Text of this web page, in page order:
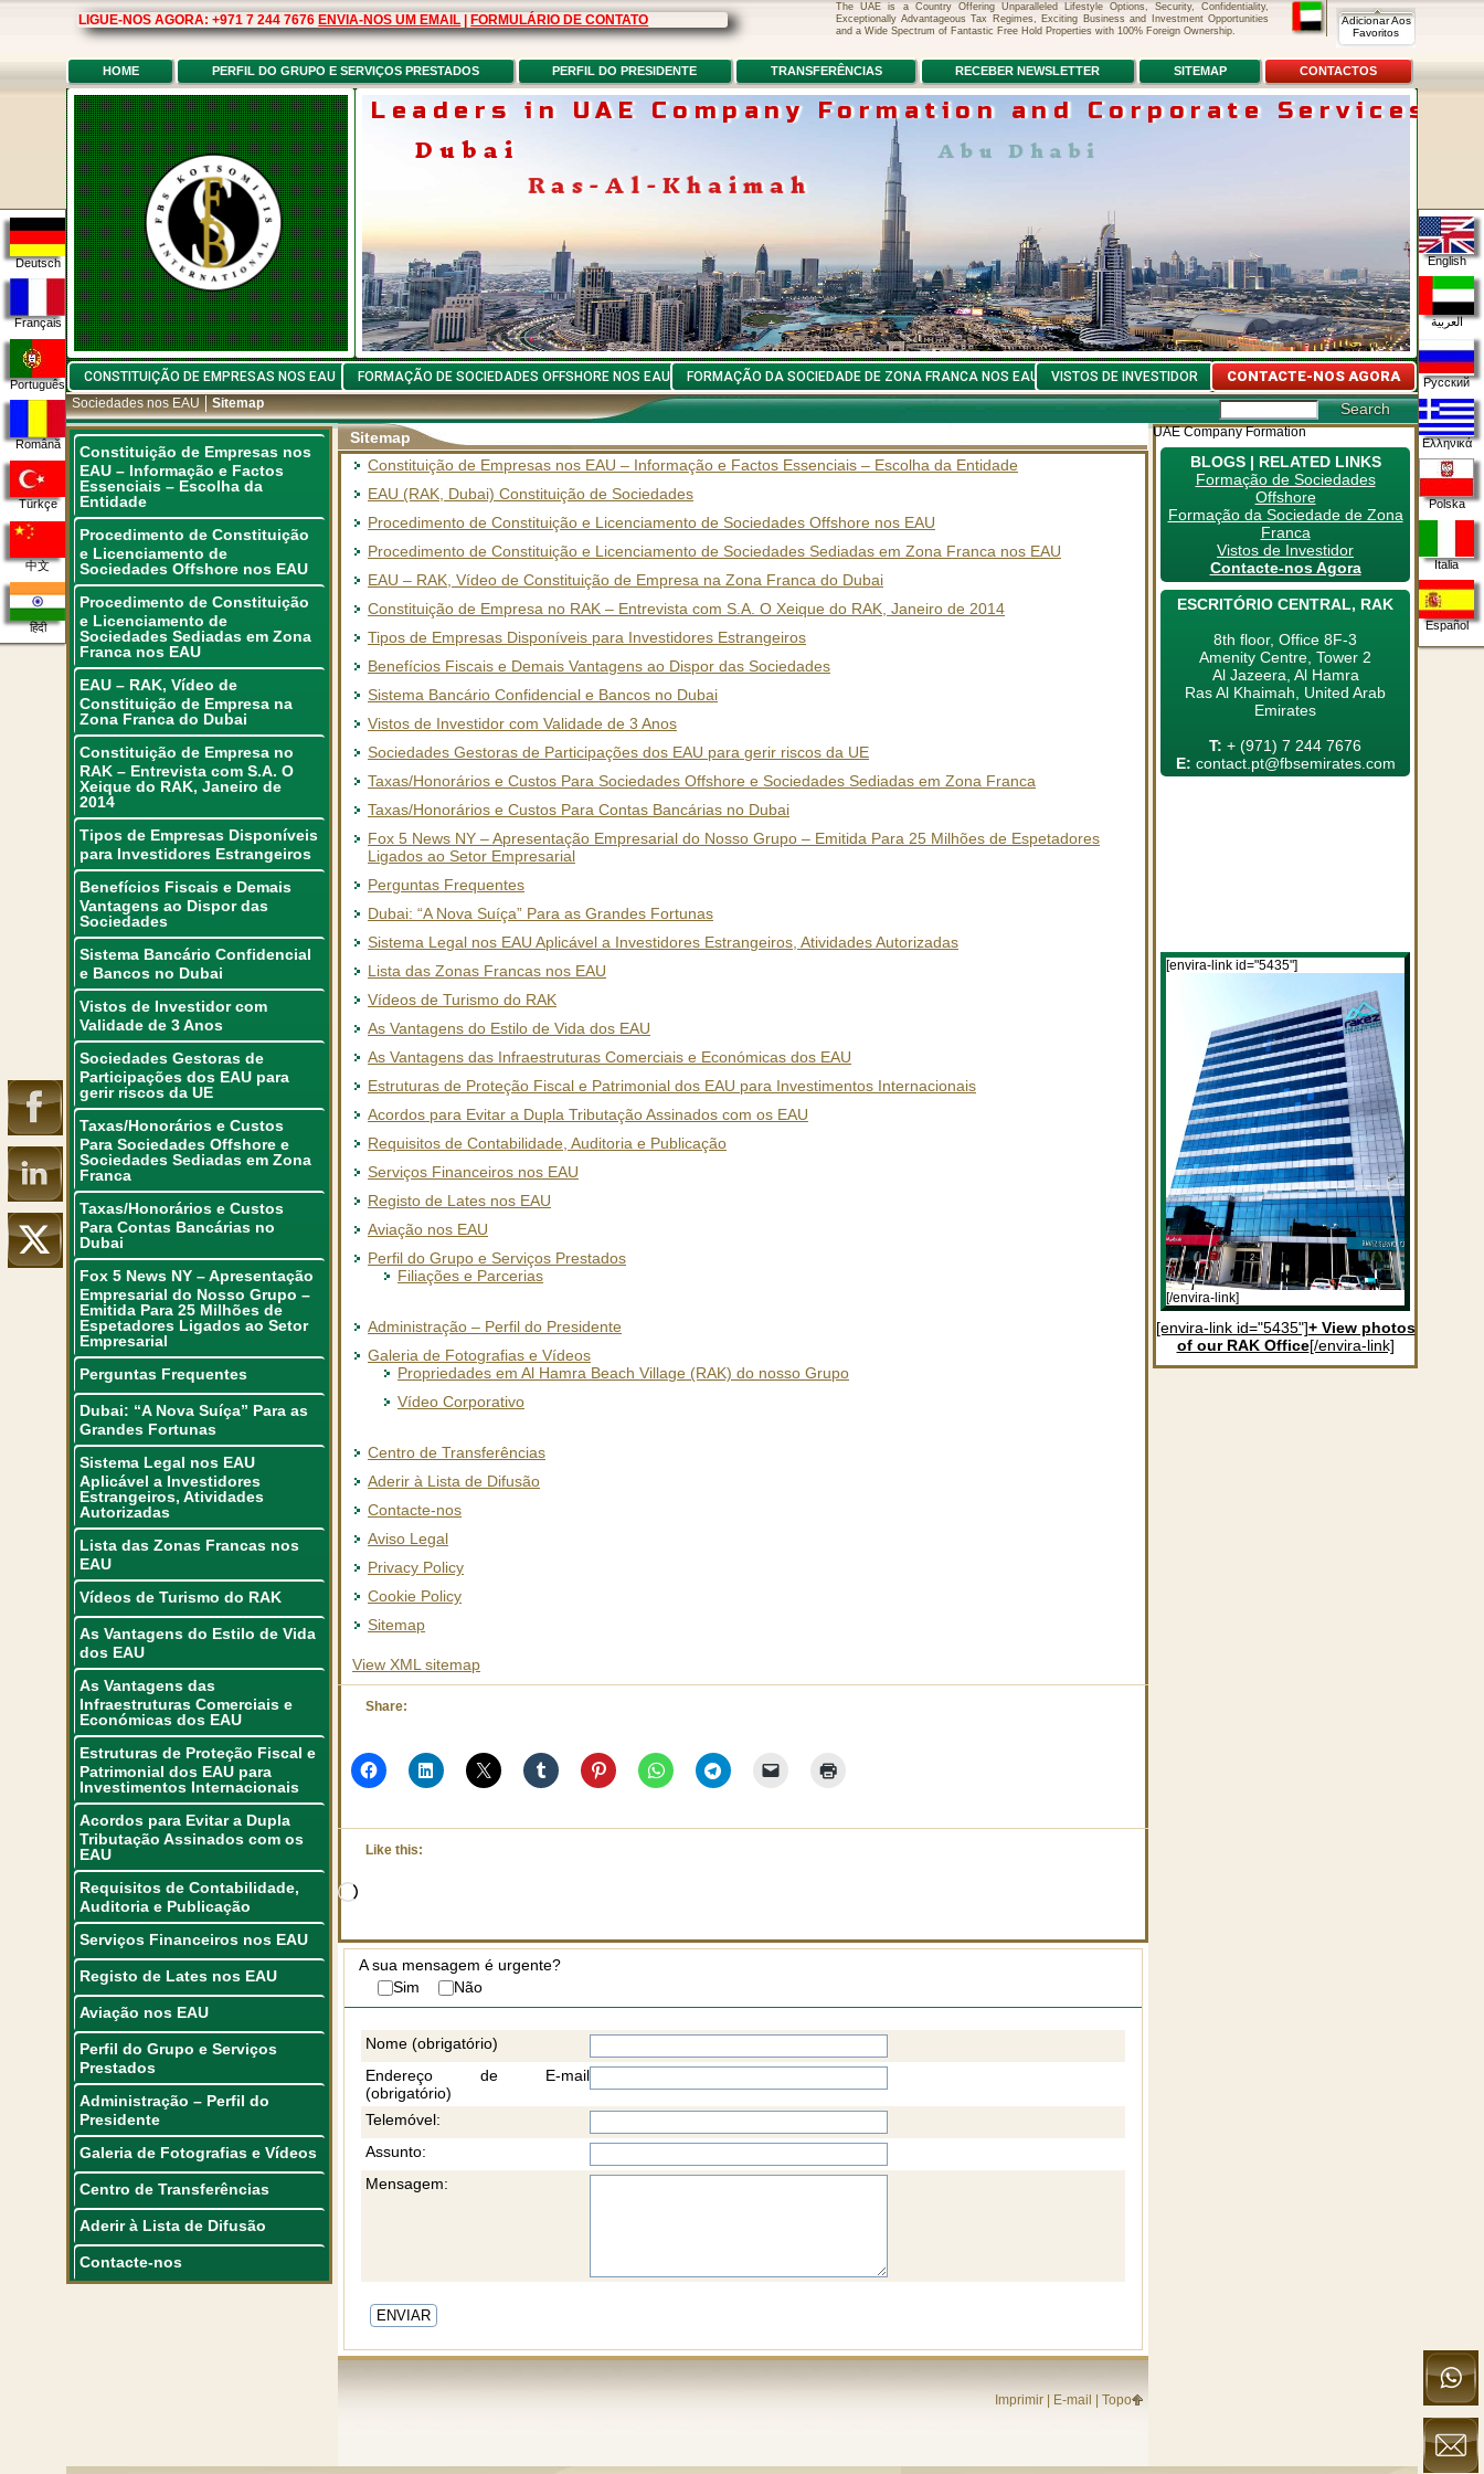
Deutsch
Français
Português
Română
Türkçe
中文
हिंदी
English
العربية
Русский
Ελληνικά
Polska
Italia
Español
LIGUE-NOS AGORA: +971 7 244 7676 ENVIA-NOS UM EMAIL FORMULÁRIO DE CONTATO
The UAE is a Country Offering Unparalleled Lifestyle Options, Security, Confidentiality,
Exceptionally Advantageous Tax Regimes, Exciting Business and Investment Opportunities
and a Wide Spectrum of Fantastic Free Hold Properties with 100% Foreign Ownership.
Adicionar Aos
Favoritos
HOME PERFIL DO GRUPO E SERVIÇOS PRESTADOS PERFIL DO PRESIDENTE TRANSFERÊNCIAS RECEBER NEWSLETTER SITEMAP CONTACTOS
CONSTITUIÇÃO DE EMPRESAS NOS EAU CONTACTE-NOS AGORA
VISTOS DE INVESTIDOR
Leaders in UAE Company Formation and Corporate Services
Dubai
Ras-Al-Khaimah
Abu Dhabi
FORMAÇÃO DA SOCIEDADE DE ZONA FRANCA NOS EAU
FORMAÇÃO DE SOCIEDADES OFFSHORE NOS EAU
Sociedades nos EAU
Sitemap
Constituição de Empresas nos
EAU – Informação e Factos
Essenciais – Escolha da
Entidade
Procedimento de Constituição
e Licenciamento de
Sociedades Offshore nos EAU
Procedimento de Constituição
e Licenciamento de
Sociedades Sediadas em Zona
Franca nos EAU
EAU – RAK, Vídeo de
Constituição de Empresa na
Zona Franca do Dubai
Constituição de Empresa no
RAK – Entrevista com S.A. O
Xeique do RAK, Janeiro de
2014
Tipos de Empresas Disponíveis
para Investidores Estrangeiros
Benefícios Fiscais e Demais
Vantagens ao Dispor das
Sociedades
Sistema Bancário Confidencial
e Bancos no Dubai
Vistos de Investidor com
Validade de 3 Anos
Sociedades Gestoras de
Participações dos EAU para
gerir riscos da UE
Taxas/Honorários e Custos
Para Sociedades Offshore e
Sociedades Sediadas em Zona
Franca
Taxas/Honorários e Custos
Para Contas Bancárias no
Dubai
Fox 5 News NY – Apresentação
Empresarial do Nosso Grupo –
Emitida Para 25 Milhões de
Espetadores Ligados ao Setor
Empresarial
Perguntas Frequentes
Dubai: “A Nova Suíça” Para as
Grandes Fortunas
Sistema Legal nos EAU
Aplicável a Investidores
Estrangeiros, Atividades
Autorizadas
Lista das Zonas Francas nos
EAU
Vídeos de Turismo do RAK
As Vantagens do Estilo de Vida
dos EAU
As Vantagens das
Infraestruturas Comerciais e
Económicas dos EAU
Estruturas de Proteção Fiscal e
Patrimonial dos EAU para
Investimentos Internacionais
Acordos para Evitar a Dupla
Tributação Assinados com os
EAU
Requisitos de Contabilidade,
Auditoria e Publicação
Serviços Financeiros nos EAU
Registo de Lates nos EAU
Aviação nos EAU
Perfil do Grupo e Serviços
Prestados
Administração – Perfil do
Presidente
Galeria de Fotografias e Vídeos
Centro de Transferências
Aderir à Lista de Difusão
Contacte-nos
Sitemap
Constituição de Empresas nos EAU – Informação e Factos Essenciais – Escolha da Entidade
EAU (RAK, Dubai) Constituição de Sociedades
Procedimento de Constituição e Licenciamento de Sociedades Offshore nos EAU
Procedimento de Constituição e Licenciamento de Sociedades Sediadas em Zona Franca nos EAU
EAU – RAK, Vídeo de Constituição de Empresa na Zona Franca do Dubai
Constituição de Empresa no RAK – Entrevista com S.A. O Xeique do RAK, Janeiro de 2014
Tipos de Empresas Disponíveis para Investidores Estrangeiros
Benefícios Fiscais e Demais Vantagens ao Dispor das Sociedades
Sistema Bancário Confidencial e Bancos no Dubai
Vistos de Investidor com Validade de 3 Anos
Sociedades Gestoras de Participações dos EAU para gerir riscos da UE
Taxas/Honorários e Custos Para Sociedades Offshore e Sociedades Sediadas em Zona Franca
Taxas/Honorários e Custos Para Contas Bancárias no Dubai
Fox 5 News NY – Apresentação Empresarial do Nosso Grupo – Emitida Para 25 Milhões de Espetadores
Ligados ao Setor Empresarial
Perguntas Frequentes
Dubai: “A Nova Suíça” Para as Grandes Fortunas
Sistema Legal nos EAU Aplicável a Investidores Estrangeiros, Atividades Autorizadas
Lista das Zonas Francas nos EAU
Vídeos de Turismo do RAK
As Vantagens do Estilo de Vida dos EAU
As Vantagens das Infraestruturas Comerciais e Económicas dos EAU
Estruturas de Proteção Fiscal e Patrimonial dos EAU para Investimentos Internacionais
Acordos para Evitar a Dupla Tributação Assinados com os EAU
Requisitos de Contabilidade, Auditoria e Publicação
Serviços Financeiros nos EAU
Registo de Lates nos EAU
Aviação nos EAU
Perfil do Grupo e Serviços Prestados
Filiações e Parcerias
Administração – Perfil do Presidente
Galeria de Fotografias e Vídeos
Propriedades em Al Hamra Beach Village (RAK) do nosso Grupo
Vídeo Corporativo
Centro de Transferências
Aderir à Lista de Difusão
Contacte-nos
Aviso Legal
Privacy Policy
Cookie Policy
Sitemap
View XML sitemap
Share:
Like this:
Loading…
A sua mensagem é urgente?
Sim
Não
Nome (obrigatório)
Endereço de E-mail
(obrigatório)
Telemóvel:
Assunto:
Mensagem:
Imprimir | E-mail |Topo
UAE Company Formation
BLOGS | RELATED LINKS
Formação de Sociedades
Offshore
Formação da Sociedade de Zona
Franca
Vistos de Investidor
Contacte-nos Agora
ESCRITÓRIO CENTRAL, RAK
8th floor, Office 8F-3
Amenity Centre, Tower 2
Al Jazeera, Al Hamra
Ras Al Khaimah, United Arab
Emirates
T: + (971) 7 244 7676
E: contact.pt@fbsemirates.com
[envira-link id="5435"]
[/envira-link]
[envira-link id="5435"]+ View photos
of our RAK Office[/envira-link]